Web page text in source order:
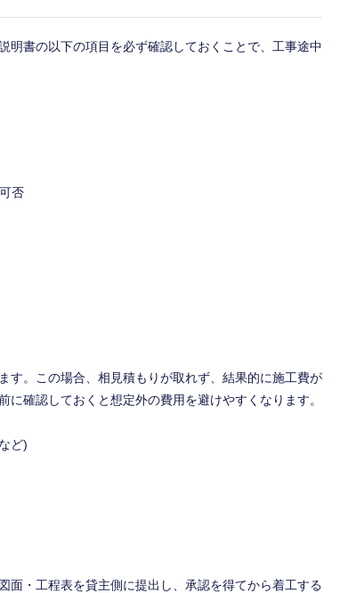
明書の以下の項目を必ず確認しておくことで、工事途中
否
す。この場合、相見積もりが取れず、結果的に施工費が
確認しておくと想定外の費用を避けやすくなります。
ど)
面・工程表を貸主側に提出し、承認を得てから着工する